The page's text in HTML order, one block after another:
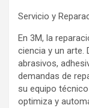
Servicio y
En 3M, la
ciencia y un arte.
abrasivos,
demandas de
su equipo
optimiza y